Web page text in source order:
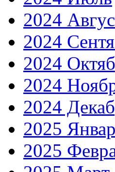
2024
2024
2024
2024
2024
2025
2025